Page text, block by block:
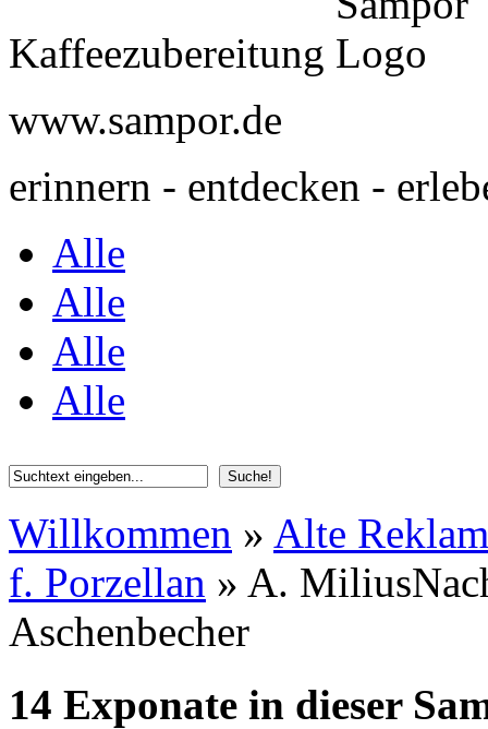
Kaffeezubereitung
www.sampor.de
erinnern - entdecken -
Alle
Alle
Alle
Alle
Willkommen » Alte
f. Porzellan » A.
Aschenbecher
14 Exponate in dieser